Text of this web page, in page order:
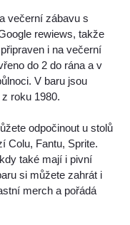
večerní zábavu s
rewiews, takže
i na večerní
do 2 do rána a v
V baru jsou
roku 1980.
odpočinout u stolů
Colu, Fantu, Sprite.
také mají i pivní
si můžete zahrát i
merch a pořádá